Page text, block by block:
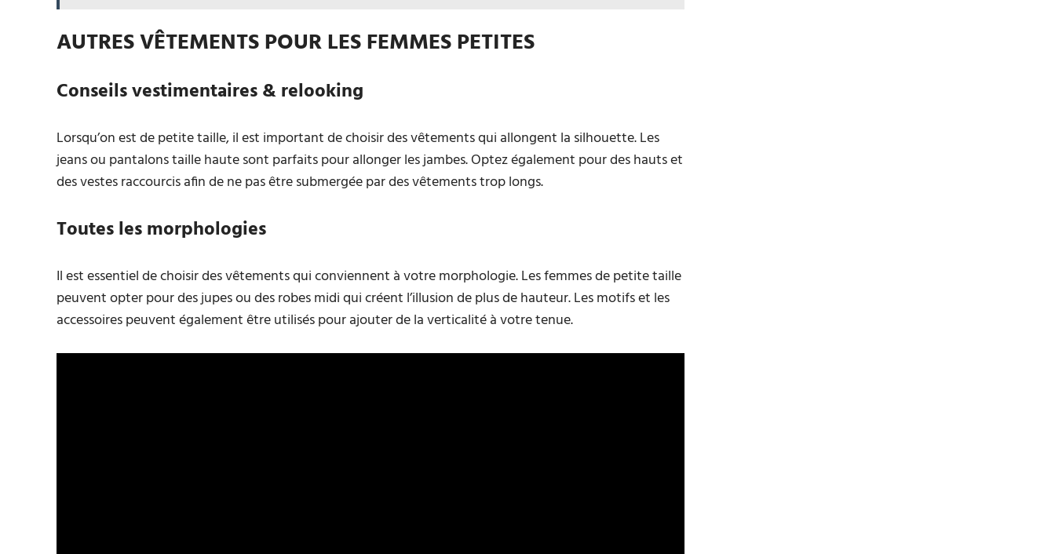
AUTRES VÊTEMENTS POUR LES FEMMES PETITES
Conseils vestimentaires & relooking
Lorsqu’on est de petite taille, il est important de choisir des vêtements qui allongent la silhouette. Les
jeans ou pantalons taille haute sont parfaits pour allonger les jambes. Optez également pour des hauts et
des vestes raccourcis afin de ne pas être submergée par des vêtements trop longs.
Toutes les morphologies
Il est essentiel de choisir des vêtements qui conviennent à votre morphologie. Les femmes de petite taille
peuvent opter pour des jupes ou des robes midi qui créent l’illusion de plus de hauteur. Les motifs et les
accessoires peuvent également être utilisés pour ajouter de la verticalité à votre tenue.